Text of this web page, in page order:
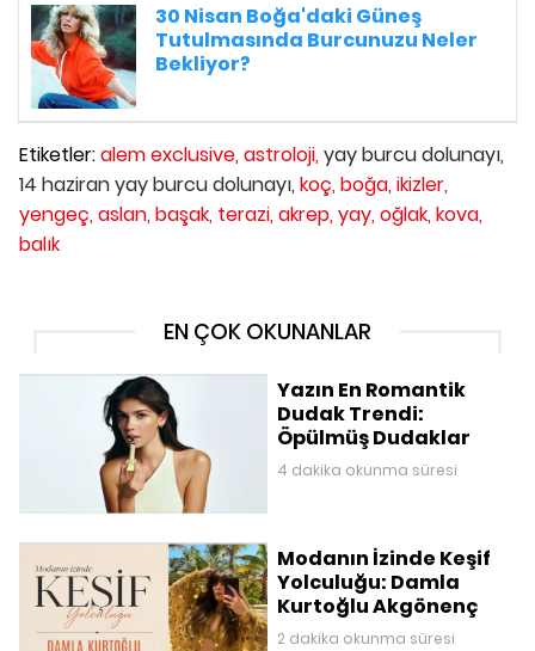
30 Nisan Boğa'daki Güneş
Tutulmasında Burcunuzu Neler
Bekliyor?
Etiketler:alem exclusive,astroloji,yay burcu dolunayı,
14 haziran yay burcu dolunayı, koç,boğa,ikizler,
yengeç,aslan,başak, terazi,akrep,yay,oğlak,kova,
balık
EN ÇOK OKUNANLAR
Yazın En Romantik
Dudak Trendi:
Öpülmüş Dudaklar
4 dakika okunma süresi
Modanın İzinde Keşif
Yolculuğu: Damla
Kurtoğlu Akgönenç
2 dakika okunma süresi